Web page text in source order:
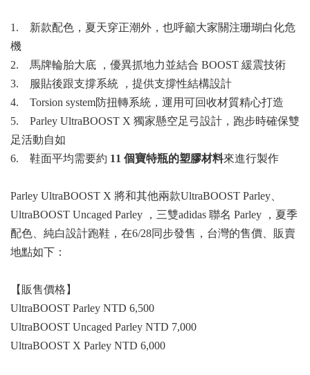
1. 新款配色，夏天穿正潮外，也呼籲大家關注珊瑚白化危
機
2. 馬牌輪胎大底 ，優異抓地力並結合 BOOST 緩震技術
3. 服貼後跟支撐系統 ，提供支撐性結構設計
4. Torsion system防扭轉系統，運用可回收材質精心打造
5. Parley UltraBOOST X 獨家懸空足弓設計，跑步時確保雙
足活動自如
6. 鞋面平均需要約 11 個寶特瓶的塑膠材料來進行製作
Parley UltraBOOST X 將和其他兩款UltraBOOST Parley、
UltraBOOST Uncaged Parley ，三雙adidas 聯名 Parley ，夏季
配色、純白設計跑鞋，在6/28同步發售，台灣的售價、販賣
地點如下：
【販售價格】
UltraBOOST Parley NTD 6,500
UltraBOOST Uncaged Parley NTD 7,000
UltraBOOST X Parley NTD 6,000